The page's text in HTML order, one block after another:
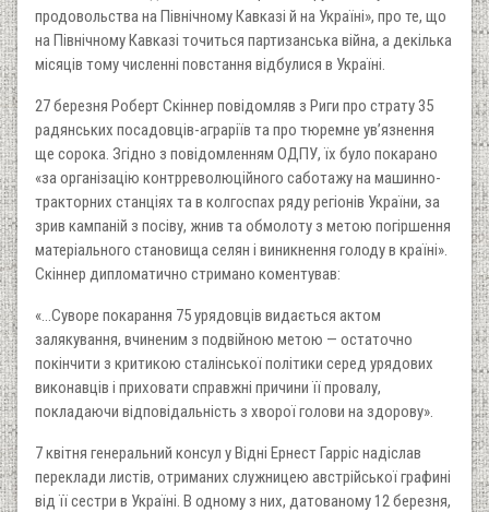
продовольства на Північному Кавказі й на Україні», про те, що
на Північному Кавказі точиться партизанська війна, а декілька
місяців тому численні повстання відбулися в Україні.
27 березня Роберт Скіннер повідомляв з Риги про страту 35
радянських посадовців-аграріїв та про тюремне ув’язнення
ще сорока. Згідно з повідомленням ОДПУ, їх було покарано
«за організацію контрреволюційного саботажу на машинно-
тракторних станціях та в колгоспах ряду регіонів України, за
зрив кампаній з посіву, жнив та обмолоту з метою погіршення
матеріального становища селян і виникнення голоду в країні».
Скіннер дипломатично стримано коментував:
«…Суворе покарання 75 урядовців видається актом
залякування, вчиненим з подвійною метою — остаточно
покінчити з критикою сталінської політики серед урядових
виконавців і приховати справжні причини її провалу,
покладаючи відповідальність з хворої голови на здорову».
7 квітня генеральний консул у Відні Ернест Гарріс надіслав
переклади листів, отриманих служницею австрійської графині
від її сестри в Україні. В одному з них, датованому 12 березня,